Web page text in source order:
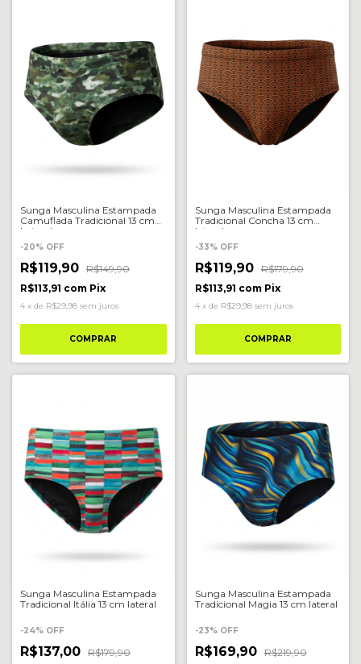
Sunga Masculina Estampada
Camuflada Tradicional 13 cm
Lateral
-20% OFF
R$119,90 R$149,90
R$113,91 com Pix
4 x de R$29,98 sem juros
COMPRAR
Sunga Masculina Estampada
Tradicional Concha 13 cm
lateral
-33% OFF
R$119,90 R$179,90
R$113,91 com Pix
4 x de R$29,98 sem juros
COMPRAR
Sunga Masculina Estampada
Tradicional Itália 13 cm lateral
-24% OFF
R$137,00 R$179,90
Sunga Masculina Estampada
Tradicional Magia 13 cm lateral
-23% OFF
R$169,90 R$219,90